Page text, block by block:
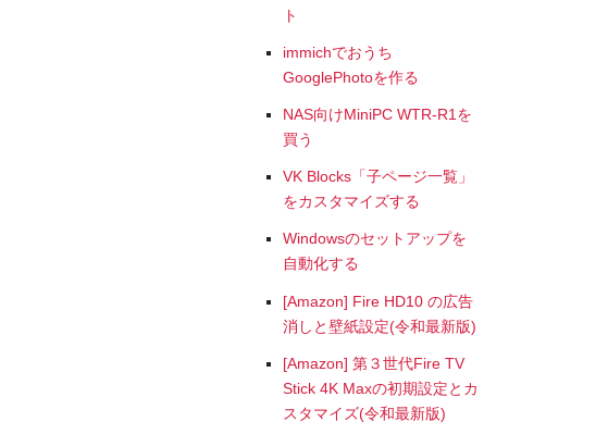
ト
immichでおうち
GooglePhotoを作る
NAS向けMiniPC WTR-R1を
買う
VK Blocks「子ページ一覧」
をカスタマイズする
Windowsのセットアップを
自動化する
[Amazon] Fire HD10 の広告
消しと壁紙設定(令和最新版)
[Amazon] 第３世代Fire TV
Stick 4K Maxの初期設定とカ
スタマイズ(令和最新版)